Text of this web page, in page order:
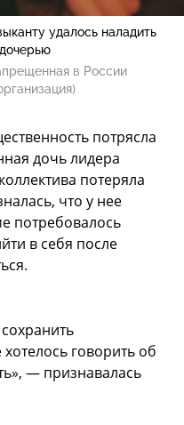
удалось наладить
в России
потрясла
дочь лидера
потеряла
что у нее
потребовалось
в себя после
говорить об
— признавалась